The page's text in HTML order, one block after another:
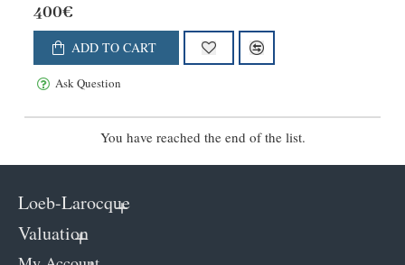
400€
ADD TO CART
Ask Question
You have reached the end of the list.
Loeb-Larocque
Valuation